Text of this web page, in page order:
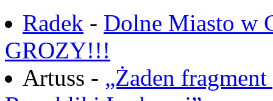
Radek - Dolne Miasto w
GROZY!!!
Artuss - „Żaden